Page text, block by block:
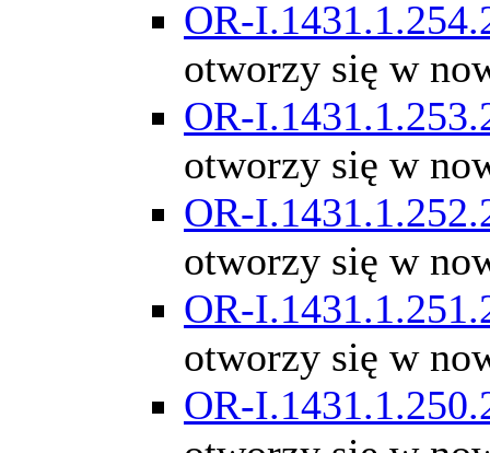
OR-
otworzy się w
OR-
otworzy się w
OR-
otworzy się w
OR-
otworzy się w
OR-